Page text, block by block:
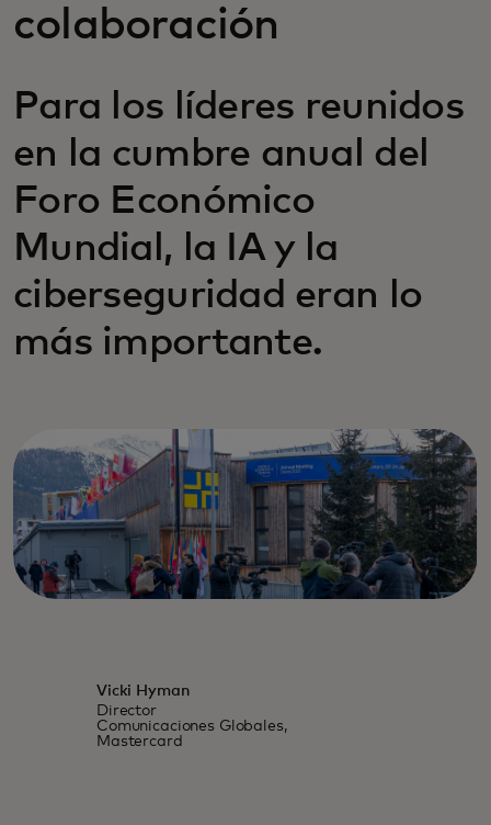
colaboración
Para los líderes reunidos
en la cumbre anual del
Foro Económico
Mundial, la IA y la
ciberseguridad eran lo
más importante.
Vicki Hyman
Director
Comunicaciones Globales,
Mastercard